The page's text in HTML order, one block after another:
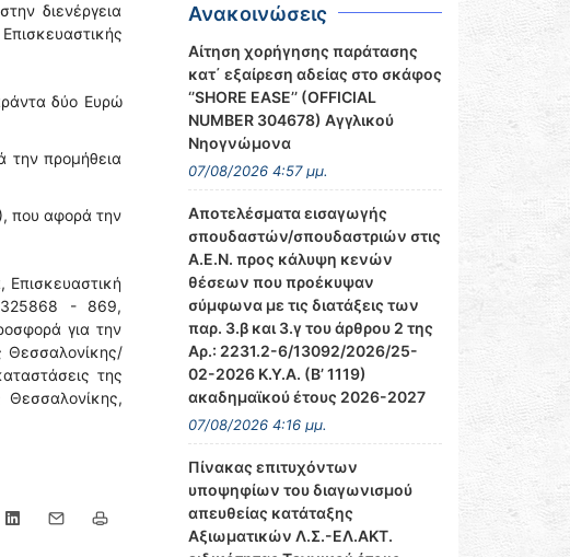
διενέργεια
δύο Ευρώ
την προμήθεια
που αφορά την
- 869,
για την
Θεσσαλονίκης/
της
Θεσσαλονίκης,
Ανακοινώσεις
Αίτηση χορήγησης παράτασης
κατ΄ εξαίρεση αδείας στο σκάφος
‘’SHORE EASE’’ (OFFICIAL
NUMBER 304678) Αγγλικού
Νηογνώμονα
07/08/2026 4:57 μμ.
Αποτελέσματα εισαγωγής
σπουδαστών/σπουδαστριών στις
Α.Ε.Ν. προς κάλυψη κενών
θέσεων που προέκυψαν
σύμφωνα με τις διατάξεις των
παρ. 3.β και 3.γ του άρθρου 2 της
Αρ.: 2231.2-6/13092/2026/25-
02-2026 Κ.Υ.Α. (Β’ 1119)
ακαδημαϊκού έτους 2026-2027
07/08/2026 4:16 μμ.
Πίνακας επιτυχόντων
υποψηφίων του διαγωνισμού
απευθείας κατάταξης
Αξιωματικών Λ.Σ.-ΕΛ.ΑΚΤ.